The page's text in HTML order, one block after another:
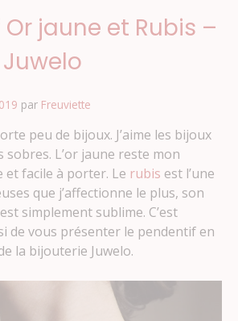
18
un
jaune et Rubis –
par Freuviette
peu de bijoux. J’aime les bijoux
sobres. L’or jaune reste mon
et facile à porter. Le rubis est l’une
que j’affectionne le plus, son
simplement sublime. C’est
de vous présenter le pendentif en
la bijouterie Juwelo.